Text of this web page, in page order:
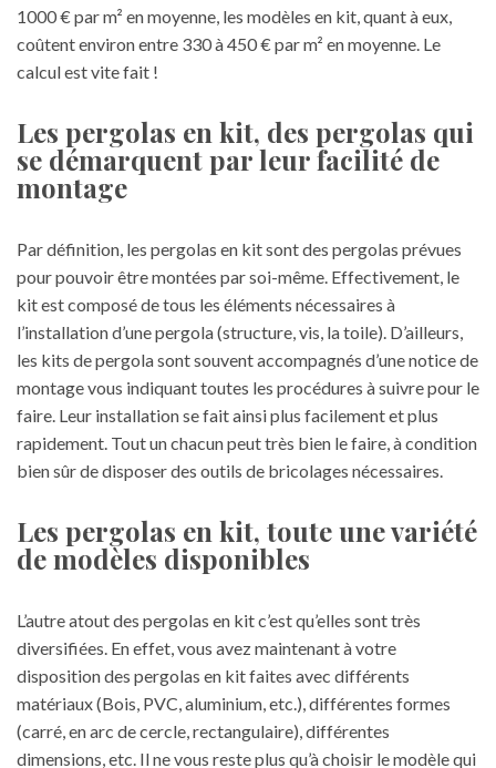
1000 € par m² en moyenne, les modèles en kit, quant à eux,
coûtent environ entre 330 à 450 € par m² en moyenne. Le
calcul est vite fait !
Les pergolas en kit, des pergolas qui
se démarquent par leur facilité de
montage
Par définition, les pergolas en kit sont des pergolas prévues
pour pouvoir être montées par soi-même. Effectivement, le
kit est composé de tous les éléments nécessaires à
l’installation d’une pergola (structure, vis, la toile). D’ailleurs,
les kits de pergola sont souvent accompagnés d’une notice de
montage vous indiquant toutes les procédures à suivre pour le
faire. Leur installation se fait ainsi plus facilement et plus
rapidement. Tout un chacun peut très bien le faire, à condition
bien sûr de disposer des outils de bricolages nécessaires.
Les pergolas en kit, toute une variété
de modèles disponibles
L’autre atout des pergolas en kit c’est qu’elles sont très
diversifiées. En effet, vous avez maintenant à votre
disposition des pergolas en kit faites avec différents
matériaux (Bois, PVC, aluminium, etc.), différentes formes
(carré, en arc de cercle, rectangulaire), différentes
dimensions, etc. Il ne vous reste plus qu’à choisir le modèle qui